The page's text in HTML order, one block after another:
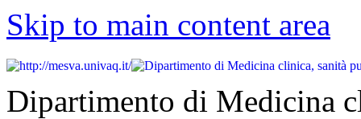
Skip to main content area
Dipartimento di Medicina